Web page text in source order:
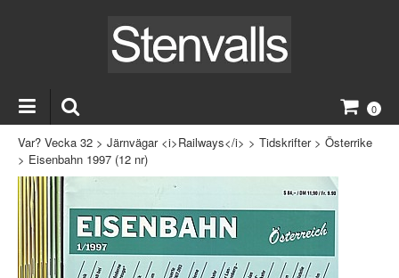
0
Var? Vecka 32 > Järnvägar <i>Railways</i> > Tidskrifter> Österrike
> Eisenbahn 1997 (12 nr)